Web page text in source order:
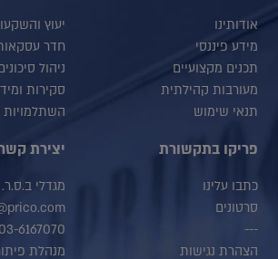
אודותינו
מידע פיננסי
תכנים מקצועיים
מעורבות קהילתית
תנאי שימוש
יעוץ
חדר
ניהול
סקירות
השתלמויות
פריקו בתקשורת
כתבו עלינו
סרטונים
---
הצהרת נגישות
יצירת
מגדלי ב.ס.ר. 2, בן גוריון 1, בניברק
03-6167070
מנהלת